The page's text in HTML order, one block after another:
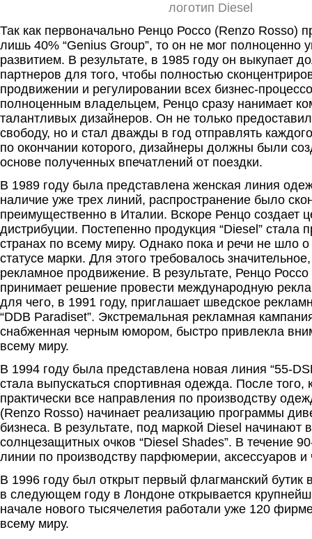
логотип Diesel
Так как первоначально Ренцо Россо (Renzo Rosso)
лишь 40% “Genius Group”, то он не мог полноценно
развитием. В результате, в 1985 году он выкупает
партнеров для того, чтобы полностью
продвижении и регулировании всех бизнес-
полноценным владельцем, Ренцо сразу нанимает
талантливых дизайнеров. Он не только
свободу, но и стал дважды в год отправлять
по окончании которого, дизайнеры должны были
основе полученных впечатлений от поездки.
В 1989 году была представлена женская линия
наличие уже трех линий, распространение было
преимущественно в Италии. Вскоре Ренцо создает
дистрибуции. Постепенно продукция “Diesel” стала
странах по всему миру. Однако пока и речи не шло
статусе марки. Для этого требовалось
рекламное продвижение. В результате, Ренцо
принимает решение провести международную
для чего, в 1991 году, приглашает шведское
“DDB Paradiset”. Экстремальная рекламная
снабженная черным юмором, быстро привлекла
всему миру.
В 1994 году была представлена новая линия “55-
стала выпускаться спортивная одежда. После того,
практически все направления по производству
(Renzo Rosso) начинает реализацию программы
бизнеса. В результате, под маркой Diesel начинают
солнцезащитных очков “Diesel Shades”. В течение
линии по производству парфюмерии, аксессуаров и
В 1996 году был открыт первый флагманский
в следующем году в Лондоне открывается
начале нового тысячелетия работали уже 120
всему миру.